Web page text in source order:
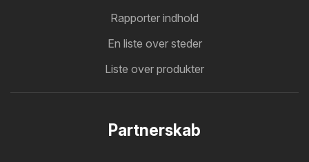
Rapporter indhold
En liste over steder
Liste over produkter
Partnerskab